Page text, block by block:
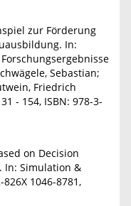
zur Förderung
In:
Sebastian;
Friedrich
- 154, ISBN: 978-3-
on Decision
In: Simulation &
826X 1046-8781,